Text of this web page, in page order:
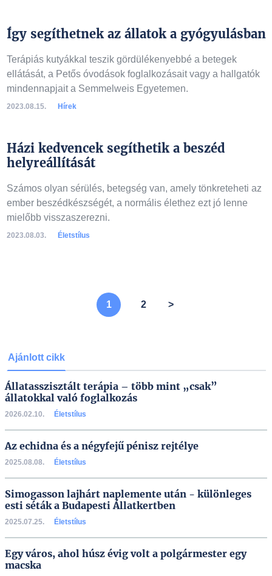
Így segíthetnek az állatok a gyógyulásban
Terápiás kutyákkal teszik gördülékenyebbé a betegek
ellátását, a Petős óvodások foglalkozásait vagy a hallgatók
mindennapjait a Semmelweis Egyetemen.
2023.08.15. Hírek
Házi kedvencek segíthetik a beszéd
helyreállítását
Számos olyan sérülés, betegség van, amely tönkreteheti az
ember beszédkészségét, a normális élethez ezt jó lenne
mielőbb visszaszerezni.
2023.08.03. Életstílus
1 2 >
Ajánlott cikk
Állatasszisztált terápia – több mint „csak”
állatokkal való foglalkozás
2026.02.10. Életstílus
Az echidna és a négyfejű pénisz rejtélye
2025.08.08. Életstílus
Simogasson lajhárt naplemente után - különleges
esti séták a Budapesti Állatkertben
2025.07.25. Életstílus
Egy város, ahol húsz évig volt a polgármester egy
macska